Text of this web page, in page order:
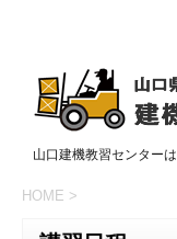
山口建機教習センター
HOME >